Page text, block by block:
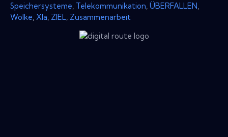
Speichersysteme Telekommunikation ÜBERFALLEN
Wolke Xla ZIEL Zusammenarbeit